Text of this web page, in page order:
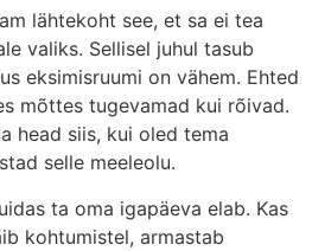
lähtekoht see, et sa ei tea
valiks. Sellisel juhul tasub
eksimisruumi on vähem. Ehted
mõttes tugevamad kui rõivad.
head siis, kui oled tema
selle meeleolu.
ta oma igapäeva elab. Kas
kohtumistel, armastab